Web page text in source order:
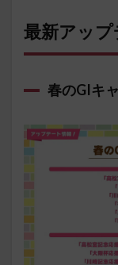
最新アッ
春のGIキ